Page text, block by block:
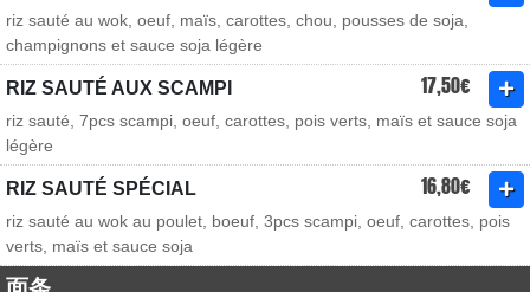
riz sauté au wok, oeuf, maïs, carottes, chou, pousses de soja,
champignons et sauce soja légère
RIZ SAUTÉ AUX SCAMPI 17,50€
riz sauté, 7pcs scampi, oeuf, carottes, pois verts, maïs et sauce soja
légère
RIZ SAUTÉ SPÉCIAL 16,80€
riz sauté au wok au poulet, boeuf, 3pcs scampi, oeuf, carottes, pois
verts, maïs et sauce soja